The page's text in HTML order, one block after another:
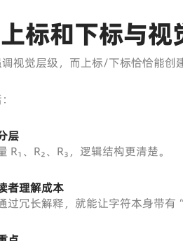
标和下标与视
视觉层级，而上标/下标恰恰能创
层
R₁、R₂、R₃，逻辑结构更清楚。
者理解成本
过冗长解释，就能让字符本身带有